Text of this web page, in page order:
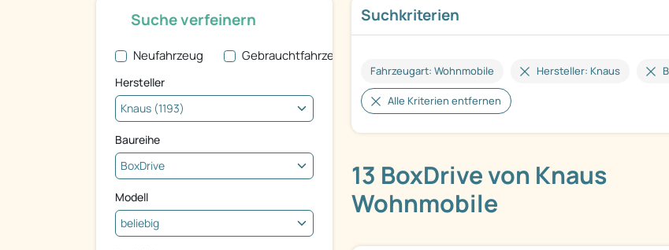
Suchkriterien
Fahrzeugart: Wohnmobile Hersteller: Knaus
Alle Kriterien entfernen
13 BoxDrive von Knaus
Wohnmobile
Suche verfeinern
Neufahrzeug Gebrauchtfahrzeug
Hersteller
Baureihe
Modell